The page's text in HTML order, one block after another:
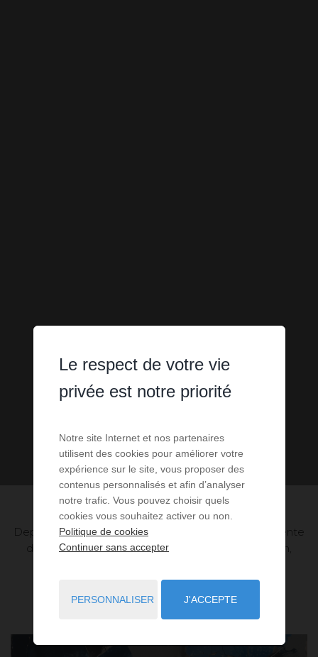
Depuis ses débuts en 1906 jusqu'à sa position éminente
dans le paysage immobilier mondial contemporain,
d'ingéniosité, de vision et d’innovation.
Le respect de votre vie
privée est notre priorité
Notre site Internet et nos partenaires
utilisent des cookies pour améliorer votre
expérience sur le site, vous proposer des
contenus personnalisés et afin d’analyser
notre trafic. Vous pouvez choisir quels
cookies vous souhaitez activer ou non.
Politique de cookies
Continuer sans accepter
PERSONNALISER J'ACCEPTE